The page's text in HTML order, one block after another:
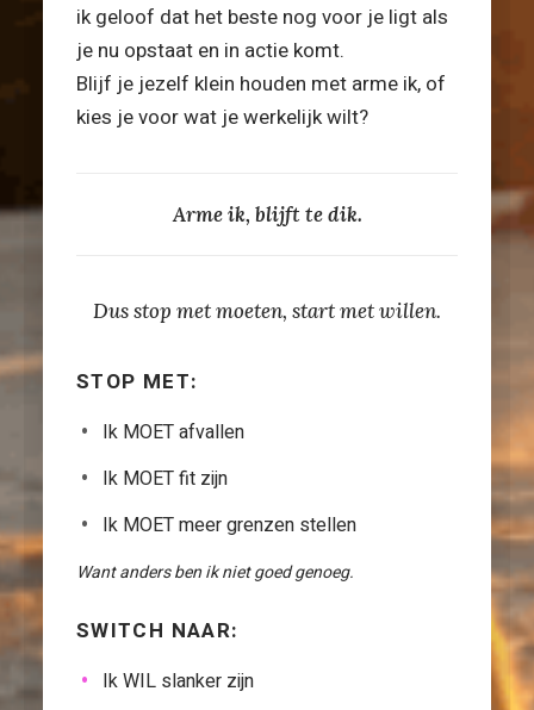
ik geloof dat het beste nog voor je ligt als
je nu opstaat en in actie komt.
Blijf je jezelf klein houden met arme ik, of
kies je voor wat je werkelijk wilt?
Arme ik, blijft te dik.
Dus stop met moeten, start met willen.
STOP MET:
Ik MOET afvallen
Ik MOET fit zijn
Ik MOET meer grenzen stellen
Want anders ben ik niet goed genoeg.
SWITCH NAAR:
Ik WIL slanker zijn